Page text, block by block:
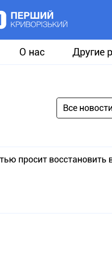
О нас Другие
Все
просит восстановить